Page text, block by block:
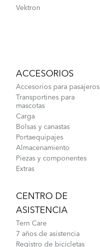
Vektron
ACCESORIOS
Accesorios para pasajeros
Transportines para
mascotas
Carga
Bolsas y canastas
Portaequipajes
Almacenamiento
Piezas y componentes
Extras
CENTRO DE
ASISTENCIA
Tern Care
7 años de asistencia
Registro de bicicletas